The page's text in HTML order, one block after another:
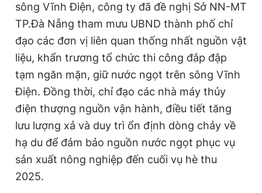
sông Vĩnh Điện, công ty đã đề nghị Sở NN-MT
TP.Đà Nẵng tham mưu UBND thành phố chỉ
đạo các đơn vị liên quan thống nhất nguồn vật
liệu, khẩn trương tổ chức thi công đắp đập
tạm ngăn mặn, giữ nước ngọt trên sông Vĩnh
Điện. Đồng thời, chỉ đạo các nhà máy thủy
điện thượng nguồn vận hành, điều tiết tăng
lưu lượng xả và duy trì ổn định dòng chảy về
hạ du để đảm bảo nguồn nước ngọt phục vụ
sản xuất nông nghiệp đến cuối vụ hè thu
2025.